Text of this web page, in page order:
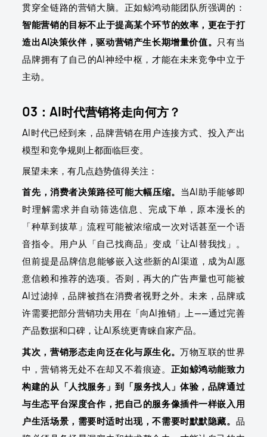
贯穿全链路的营销大脑。正如鲸鸿动能团队所强调的：
智能营销的目标不止于提高某个环节的效率，更在于打
造出AI决策伙伴，驱动营销产生长期增量价值。 只有当
品牌拥有了自己的AI神经中枢，才能在未来竞争中立于
主动。
03：AI时代营销将走向何方？
AI时代已经到来，品牌营销在用户连接方式、投入产出
模型和竞争规则上都面临巨变。
展望未来，有几点趋势值得关注：
首先，消费者决策路径可能大幅压缩。 当AI助手能够即
时理解需求并自动筛选信息、完成下单，原本漫长的
「种草到拔草」流程可能被浓缩成一次对话甚至一个语
音指令。用户从「自己找商品」变成「让AI替我找」。
但前提是品牌信息能够嵌入这些新的AI渠道，成为AI愿
意信赖和推荐的选项。否则，再大的广告声量也可能被
AI过滤掉，品牌被挡在消费者视野之外。未来，品牌或
许需要把部分营销功夫用在「向AI推销」上——通过完善
产品数据和口碑，让AI系统更青睐自家产品。
其次，营销形态走向泛在化与原生化。万物互联的世界
中，营销将无处不在却又不着痕迹。 正如鲸鸿动能致力
构建的从「人找服务」到「服务找人」体验，品牌通过
与生态平台深度合作，把自己的服务像插件一样嵌入用
户生活场景，需要时适时出现，不需要时默默隐藏。 品